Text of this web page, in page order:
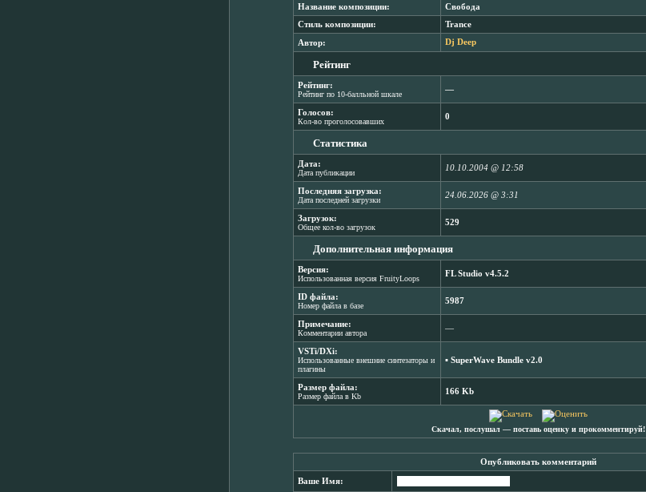
Название композиции: Свобода
Стиль композиции: Trance
Автор: Dj Deep
Рейтинг
Рейтинг:
Рейтинг по 10-балльной шкале
―
Голосов:
Кол-во проголосовавших
0
Статистика
Дата:
Дата публикации
10.10.2004 @ 12:58
Последняя загрузка:
Дата последней загрузки
24.06.2026 @ 3:31
Загрузок:
Общее кол-во загрузок
529
Дополнительная информация
Версия:
Использованная версия FruityLoops
FL Studio v4.5.2
ID файла:
Номер файла в базе
5987
Примечание:
Комментарии автора
―
VSTi/DXi:
Использованные внешние синтезаторы и
плагины
▪ SuperWave Bundle v2.0
Размер файла:
Размер файла в Kb
166 Kb
Скачал, послушал ― поставь оценку и прокомментируй!
Опубликовать комментарий
Ваше Имя: